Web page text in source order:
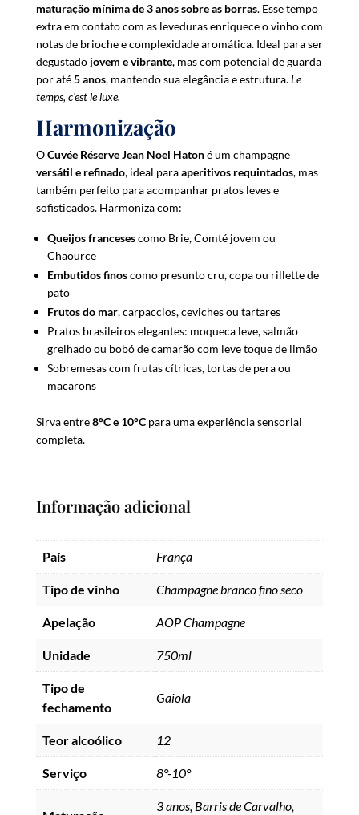
maturação mínima de 3 anos sobre as borras. Esse tempo
extra em contato com as leveduras enriquece o vinho com
notas de brioche e complexidade aromática. Ideal para ser
degustado jovem e vibrante, mas com potencial de guarda
por até5 anos, mantendo sua elegância e estrutura.Le
temps, c’est le luxe.
Harmonização
OCuvée Réserve Jean Noel Hatoné um champagne
versátil e refinado, ideal paraaperitivos requintados, mas
também perfeito para acompanhar pratos leves e
sofisticados. Harmoniza com:
Queijos francesescomo Brie, Comté jovem ou
Chaource
Embutidos finoscomo presunto cru, copa ou rillette de
pato
Frutos do mar, carpaccios, ceviches ou tartares
Pratos brasileiros elegantes: moqueca leve, salmão
grelhado ou bobó de camarão com leve toque de limão
Sobremesas com frutas cítricas, tortas de pera ou
macarons
Sirva entre8°C e 10°Cpara uma experiência sensorial
completa.
Informação adicional
País França
Tipo de vinho Champagne branco fino seco
Apelação AOP Champagne
Unidade 750ml
Tipo de
fechamento
Gaiola
Teor alcoólico 12
Serviço 8°-10°
3 anos, Barris de Carvalho,